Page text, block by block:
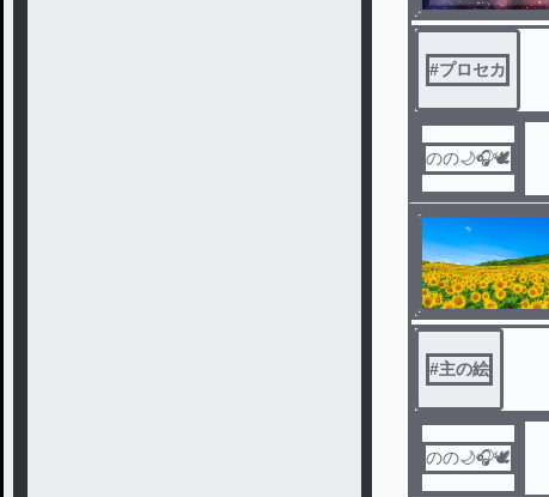
#プロセカ
のの🌙🎧️🕊️
#主の絵
のの🌙🎧️🕊️